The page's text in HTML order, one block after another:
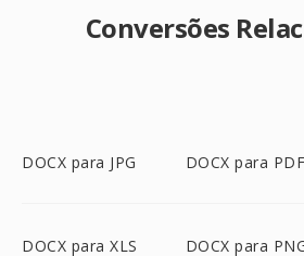
Conversões
DOCX para JPG DOCX para PDF
DOCX para XLS DOCX para